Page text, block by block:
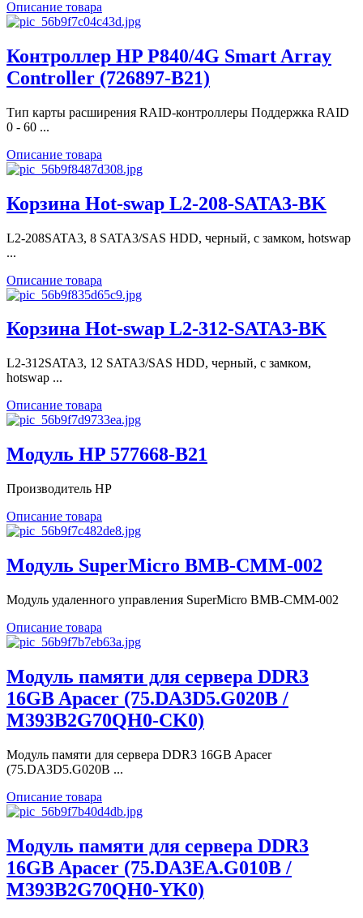
Описание товара
Контроллер HP P840/4G Smart Array
Controller (726897-B21)
Тип карты расширения RAID-контроллеры Поддержка RAID
0 - 60 ...
Описание товара
Корзина Hot-swap L2-208-SATA3-BK
L2-208SATA3, 8 SATA3/SAS HDD, черный, с замком, hotswap
...
Описание товара
Корзина Hot-swap L2-312-SATA3-BK
L2-312SATA3, 12 SATA3/SAS HDD, черный, с замком,
hotswap ...
Описание товара
Модуль HP 577668-B21
Производитель HP
Описание товара
Модуль SuperMicro BMB-CMM-002
Модуль удаленного управления SuperMicro BMB-CMM-002
Описание товара
Модуль памяти для сервера DDR3
16GB Apacer (75.DA3D5.G020B /
M393B2G70QH0-CK0)
Модуль памяти для сервера DDR3 16GB Apacer
(75.DA3D5.G020B ...
Описание товара
Модуль памяти для сервера DDR3
16GB Apacer (75.DA3EA.G010B /
M393B2G70QH0-YK0)